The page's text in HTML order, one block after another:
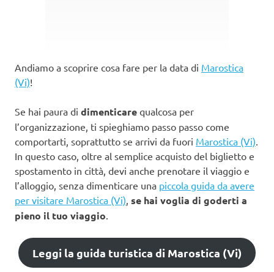
Andiamo a scoprire cosa fare per la data di Marostica
(Vi)!
Se hai paura di dimenticare qualcosa per
l’organizzazione, ti spieghiamo passo passo come
comportarti, soprattutto se arrivi da fuori Marostica (Vi)
In questo caso, oltre al semplice acquisto del biglietto e
spostamento in città, devi anche prenotare il viaggio e
l’alloggio, senza dimenticare una piccola guida da avere
per visitare Marostica (Vi) se hai voglia di goderti a
pieno il tuo viaggio
Leggi la guida turistica di Marostica (Vi)